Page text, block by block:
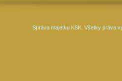
Správa majetku KSK. Všetky práva